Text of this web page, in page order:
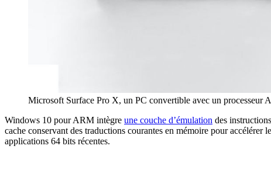
Microsoft Surface Pro X, un PC convertible avec un processeur
Windows 10 pour ARM intègre une couche d’émulation des
cache conservant des traductions courantes en mémoire pour
applications 64 bits récentes.